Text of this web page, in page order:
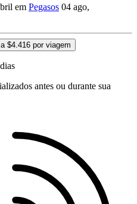
em Pegasos 04 ago,
$4.416 por viagem
antes ou durante sua